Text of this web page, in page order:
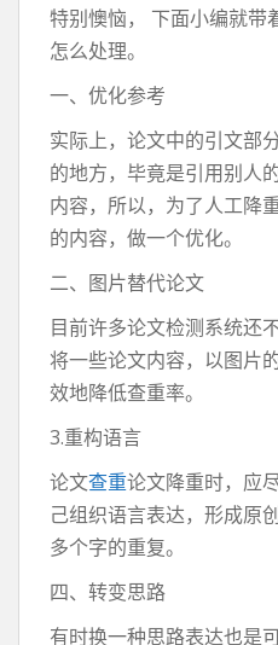
特别懊恼， 下面小编就带
怎么处理。
一、优化参考
实际上，论文中的引文部
的地方，毕竟是引用别人
内容，所以，为了人工降
的内容，做一个优化。
二、图片替代论文
目前许多论文检测系统还
将一些论文内容，以图片
效地降低查重率。
3.重构语言
论文查重论文降重时，应
己组织语言表达，形成原
多个字的重复。
四、转变思路
有时换一种思路表达也是